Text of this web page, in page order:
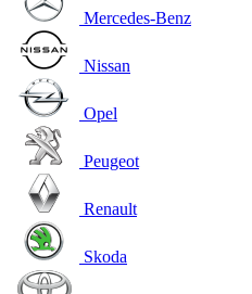
Mercedes-Benz
Nissan
Opel
Peugeot
Renault
Skoda